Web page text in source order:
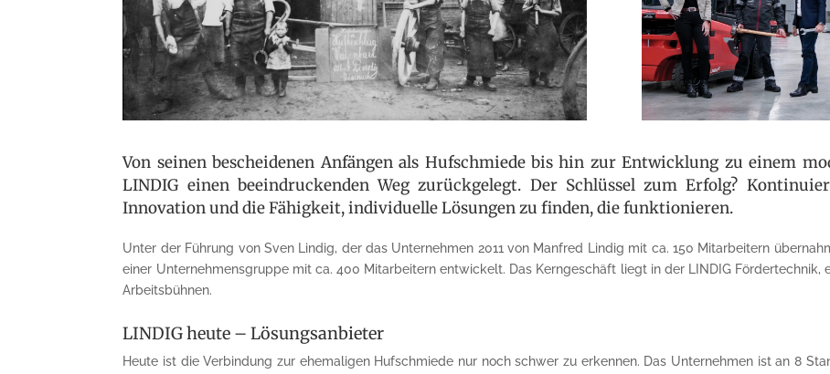
Von seinen bescheidenen Anfängen als Hufschmiede bis hin zur Entwicklung zu einem
LINDIG einen beeindruckenden Weg zurückgelegt. Der Schlüssel zum Erfolg?
Innovation und die Fähigkeit, individuelle Lösungen zu finden, die funktio­nieren.
Unter der Führung von Sven Lindig, der das Unternehmen 2011 von Manfred Lindig mit ca. 150 Mitarbeitern
einer Unternehmensgruppe mit ca. 400 Mitarbeitern entwickelt. Das Kerngeschäft liegt in der LINDIG Fördertechnik,
Arbeits­bühnen.
LINDIG heute – Lösungsanbieter
Heute ist die Verbindung zur ehemaligen Hufschmiede nur noch schwer zu erkennen. Das Unternehmen ist an 8